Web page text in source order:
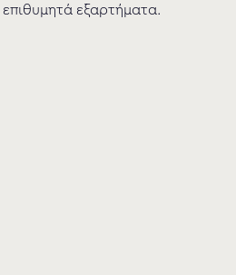
επιθυμητά εξαρτήματα.